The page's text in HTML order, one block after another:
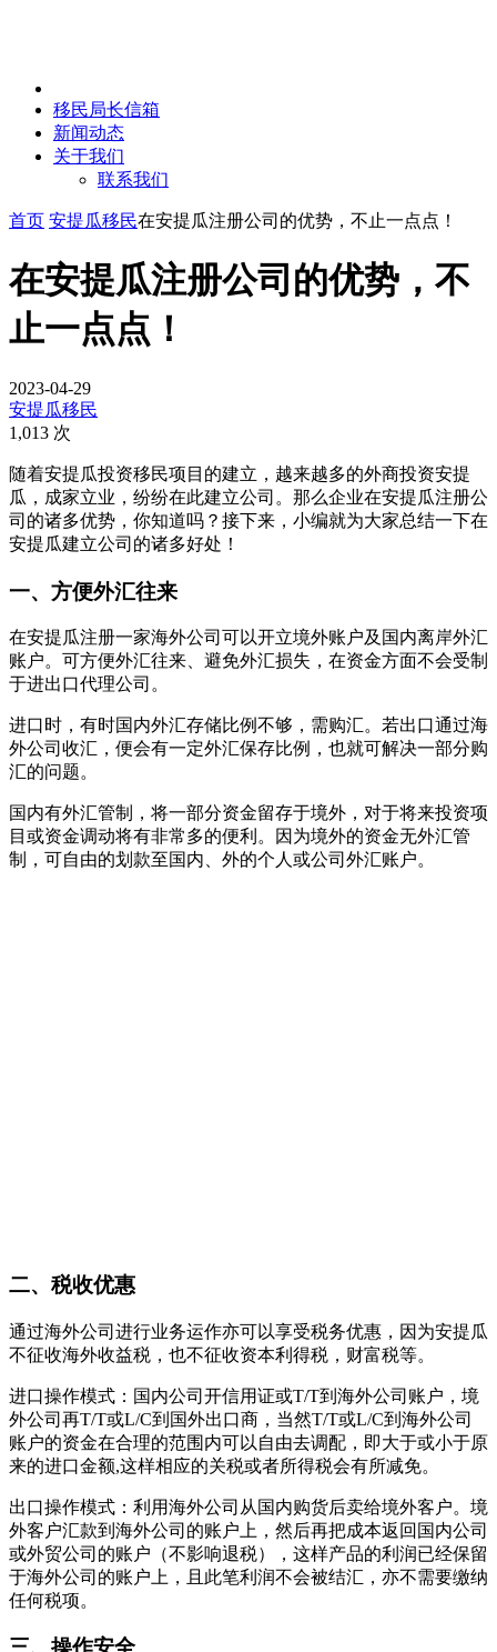
移民局长信箱
新闻动态
关于我们
联系我们
首页 安提瓜移民在安提瓜注册公司的优势，不止一点点！
在安提瓜注册公司的优势，不
止一点点！
2023-04-29
安提瓜移民
1,013 次
随着安提瓜投资移民项目的建立，越来越多的外商投资安提
瓜，成家立业，纷纷在此建立公司。那么企业在安提瓜注册公
司的诸多优势，你知道吗？接下来，小编就为大家总结一下在
安提瓜建立公司的诸多好处！
一、方便外汇往来
在安提瓜注册一家海外公司可以开立境外账户及国内离岸外汇
账户。可方便外汇往来、避免外汇损失，在资金方面不会受制
于进出口代理公司。
进口时，有时国内外汇存储比例不够，需购汇。若出口通过海
外公司收汇，便会有一定外汇保存比例，也就可解决一部分购
汇的问题。
国内有外汇管制，将一部分资金留存于境外，对于将来投资项
目或资金调动将有非常多的便利。因为境外的资金无外汇管
制，可自由的划款至国内、外的个人或公司外汇账户。
二、税收优惠
通过海外公司进行业务运作亦可以享受税务优惠，因为安提瓜
不征收海外收益税，也不征收资本利得税，财富税等。
进口操作模式：国内公司开信用证或T/T到海外公司账户，境
外公司再T/T或L/C到国外出口商，当然T/T或L/C到海外公司
账户的资金在合理的范围内可以自由去调配，即大于或小于原
来的进口金额,这样相应的关税或者所得税会有所减免。
出口操作模式：利用海外公司从国内购货后卖给境外客户。境
外客户汇款到海外公司的账户上，然后再把成本返回国内公司
或外贸公司的账户（不影响退税），这样产品的利润已经保留
于海外公司的账户上，且此笔利润不会被结汇，亦不需要缴纳
任何税项。